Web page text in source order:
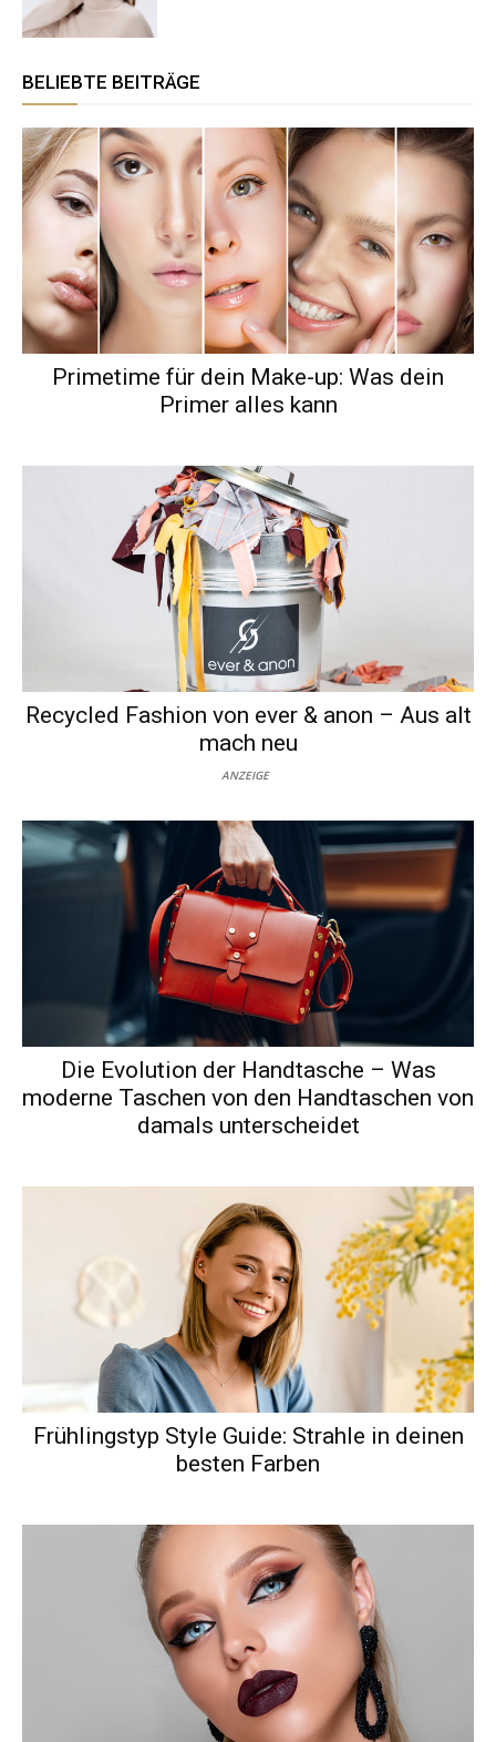
BELIEBTE BEITRÄGE
Primetime für dein Make-up: Was dein
Primer alles kann
Recycled Fashion von ever & anon – Aus alt
mach neu
ANZEIGE
Die Evolution der Handtasche – Was
moderne Taschen von den Handtaschen von
damals unterscheidet
Frühlingstyp Style Guide: Strahle in deinen
besten Farben